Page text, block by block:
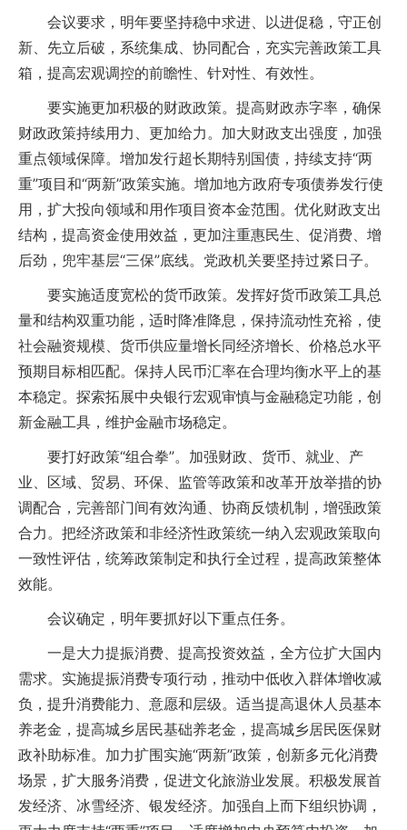
会议要求，明年要坚持稳中求进、以进促稳，守正创
新、先立后破，系统集成、协同配合，充实完善政策工具
箱，提高宏观调控的前瞻性、针对性、有效性。
要实施更加积极的财政政策。提高财政赤字率，确保
财政政策持续用力、更加给力。加大财政支出强度，加强
重点领域保障。增加发行超长期特别国债，持续支持“两
重”项目和“两新”政策实施。增加地方政府专项债券发行使
用，扩大投向领域和用作项目资本金范围。优化财政支出
结构，提高资金使用效益，更加注重惠民生、促消费、增
后劲，兜牢基层“三保”底线。党政机关要坚持过紧日子。
要实施适度宽松的货币政策。发挥好货币政策工具总
量和结构双重功能，适时降准降息，保持流动性充裕，使
社会融资规模、货币供应量增长同经济增长、价格总水平
预期目标相匹配。保持人民币汇率在合理均衡水平上的基
本稳定。探索拓展中央银行宏观审慎与金融稳定功能，创
新金融工具，维护金融市场稳定。
要打好政策“组合拳”。加强财政、货币、就业、产
业、区域、贸易、环保、监管等政策和改革开放举措的协
调配合，完善部门间有效沟通、协商反馈机制，增强政策
合力。把经济政策和非经济性政策统一纳入宏观政策取向
一致性评估，统筹政策制定和执行全过程，提高政策整体
效能。
会议确定，明年要抓好以下重点任务。
一是大力提振消费、提高投资效益，全方位扩大国内
需求。实施提振消费专项行动，推动中低收入群体增收减
负，提升消费能力、意愿和层级。适当提高退休人员基本
养老金，提高城乡居民基础养老金，提高城乡居民医保财
政补助标准。加力扩围实施“两新”政策，创新多元化消费
场景，扩大服务消费，促进文化旅游业发展。积极发展首
发经济、冰雪经济、银发经济。加强自上而下组织协调，